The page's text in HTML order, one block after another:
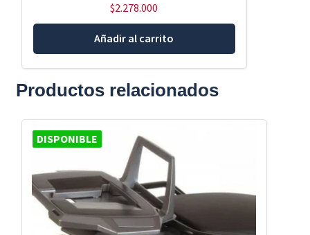
$2.278.000
Añadir al carrito
Productos relacionados
DISPONIBLE